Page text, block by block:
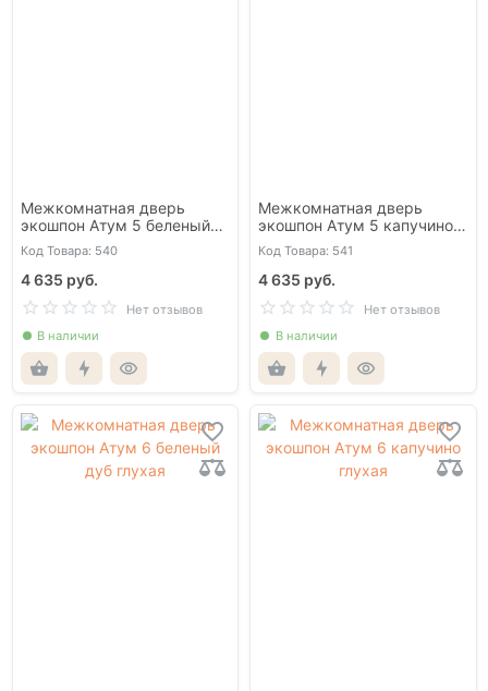
Межкомнатная дверь
экошпон Атум 5 беленый
дуб со стеклом
Код Товара: 540
4 635 руб.
Нет отзывов
В наличии
Межкомнатная дверь
экошпон Атум 5 капучино
со стеклом
Код Товара: 541
4 635 руб.
Нет отзывов
В наличии